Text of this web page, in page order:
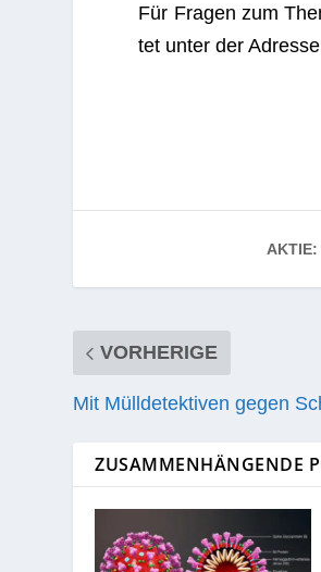
Für Fra­gen zum
tet unter der
AKTIE:
VORHERIGE
Mit Mülldetektiven gegen
ZUSAMMENHÄNGENDE